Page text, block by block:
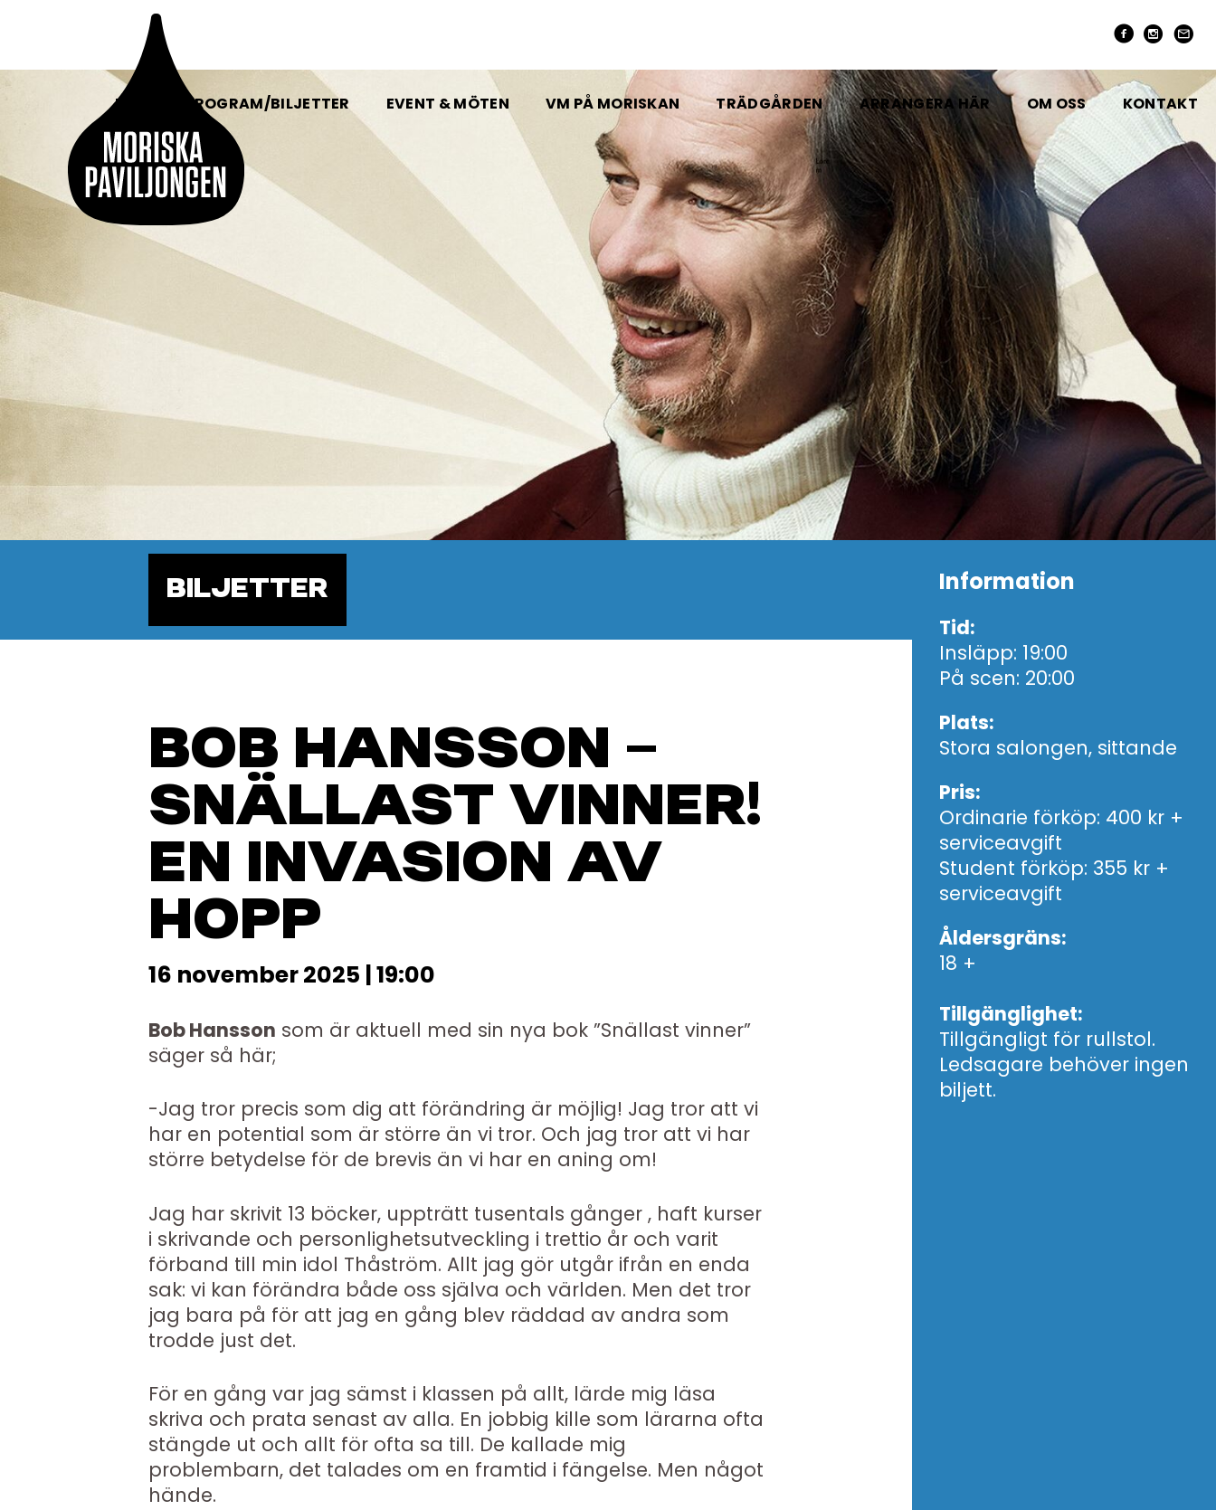
HEM PROGRAM/BILJETTER EVENT & MÖTEN VM PÅ MORISKAN TRÄDGÅRDEN ARRANGERA HÄR OM OSS KONTAKT
BILJETTER
BOB HANSSON –
SNÄLLAST VINNER!
EN INVASION AV
HOPP
16 november 2025 | 19:00
Bob Hansson som är aktuell med sin nya bok ”Snällast vinner”
säger så här;
-Jag tror precis som dig att förändring är möjlig! Jag tror att vi
har en potential som är större än vi tror. Och jag tror att vi har
större betydelse för de brevis än vi har en aning om!
Jag har skrivit 13 böcker, uppträtt tusentals gånger , haft kurser
i skrivande och personlighetsutveckling i trettio år och varit
förband till min idol Thåström. Allt jag gör utgår ifrån en enda
sak: vi kan förändra både oss själva och världen. Men det tror
jag bara på för att jag en gång blev räddad av andra som
trodde just det.
För en gång var jag sämst i klassen på allt, lärde mig läsa
skriva och prata senast av alla. En jobbig kille som lärarna ofta
stängde ut och allt för ofta sa till. De kallade mig
problembarn, det talades om en framtid i fängelse. Men något
hände.
Information
Tid:
Insläpp: 19:00
På scen: 20:00
Plats:
Stora salongen, sittande
Pris:
Ordinarie förköp: 400 kr +
serviceavgift
Student förköp: 355 kr +
serviceavgift
Åldersgräns:
18 +
Tillgänglighet:
Tillgängligt för rullstol.
Ledsagare behöver ingen
biljett.